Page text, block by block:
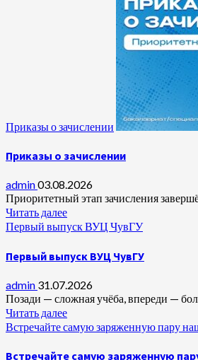
Приказы о зачислении
Приказы о зачислении
admin03.08.2026
Приоритетный этап зачисления
Читать далее
Первый выпуск ВУЦ ЧувГУ
Первый выпуск ВУЦ ЧувГУ
admin 31.07.2026
Позади — сложная учёба, впереди —
Читать далее
Встречайте самую заряженную
Встречайте самую заряженную